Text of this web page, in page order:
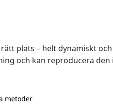
plats – helt dynamiskt
och kan reproducera den
metoder